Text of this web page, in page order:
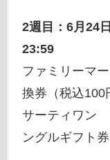
2週目：6月24
23:59
ファミリーマ
換券（税込100
サーティワン
ングルギフト